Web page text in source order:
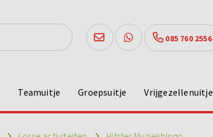
085 760 2556
Teamuitje Groepsuitje Vrijgezellenuitje